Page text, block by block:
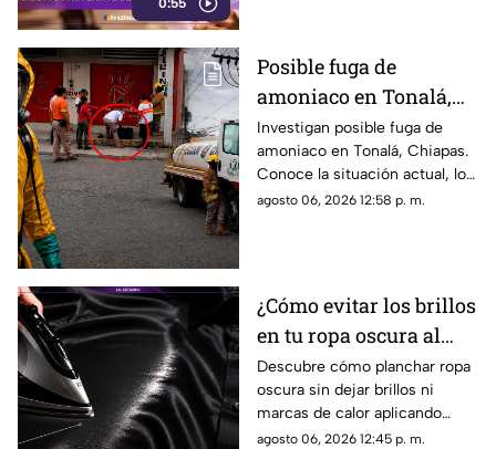
0:55
Posible fuga de
amoniaco en Tonalá,
Chiapas: riesgos y
situación actual
Investigan posible fuga de
amoniaco en Tonalá, Chiapas.
Conoce la situación actual, los
riesgos para la salud y las
agosto 06, 2026 12:58 p. m.
¿Cómo evitar los brillos
en tu ropa oscura al
planchar? El método de
vapor para proteger tus
prendas
Descubre cómo planchar ropa
oscura sin dejar brillos ni
marcas de calor aplicando
vapor a distancia y usando la
agosto 06, 2026 12:45 p. m.